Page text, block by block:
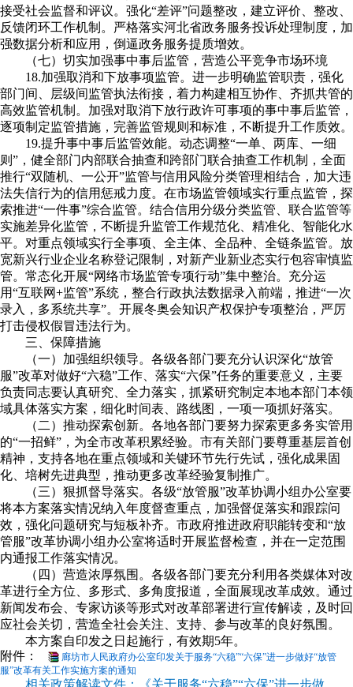
接受社会监督和评议。强化“差评”问题整改，建立评价、整改、
反馈闭环工作机制。严格落实河北省政务服务投诉处理制度，加
强数据分析和应用，倒逼政务服务提质增效。
（七）切实加强事中事后监管，营造公平竞争市场环境
18.加强取消和下放事项监管。进一步明确监管职责，强化
部门间、层级间监管执法衔接，着力构建相互协作、齐抓共管的
高效监管机制。加强对取消下放行政许可事项的事中事后监管，
逐项制定监管措施，完善监管规则和标准，不断提升工作质效。
19.提升事中事后监管效能。动态调整“一单、两库、一细
则”，健全部门内部联合抽查和跨部门联合抽查工作机制，全面
推行“双随机、一公开”监管与信用风险分类管理相结合，加大违
法失信行为的信用惩戒力度。在市场监管领域实行重点监管，探
索推进“一件事”综合监管。结合信用分级分类监管、联合监管等
实施差异化监管，不断提升监管工作规范化、精准化、智能化水
平。对重点领域实行全事项、全主体、全品种、全链条监管。放
宽新兴行业企业名称登记限制，对新产业新业态实行包容审慎监
管。常态化开展“网络市场监管专项行动”集中整治。充分运
用“互联网+监管”系统，整合行政执法数据录入前端，推进“一次
录入，多系统共享”。开展冬奥会知识产权保护专项整治，严厉
打击侵权假冒违法行为。
三、保障措施
（一）加强组织领导。各级各部门要充分认识深化“放管
服”改革对做好“六稳”工作、落实“六保”任务的重要意义，主要
负责同志要认真研究、全力落实，抓紧研究制定本地本部门本领
域具体落实方案，细化时间表、路线图，一项一项抓好落实。
（二）推动探索创新。各地各部门要努力探索更多务实管用
的“一招鲜”，为全市改革积累经验。市有关部门要尊重基层首创
精神，支持各地在重点领域和关键环节先行先试，强化成果固
化、培树先进典型，推动更多改革经验复制推广。
（三）狠抓督导落实。各级“放管服”改革协调小组办公室要
将本方案落实情况纳入年度督查重点，加强督促落实和跟踪问
效，强化问题研究与短板补齐。市政府推进政府职能转变和“放
管服”改革协调小组办公室将适时开展监督检查，并在一定范围
内通报工作落实情况。
（四）营造浓厚氛围。各级各部门要充分利用各类媒体对改
革进行全方位、多形式、多角度报道，全面展现改革成效。通过
新闻发布会、专家访谈等形式对改革部署进行宣传解读，及时回
应社会关切，营造全社会关注、支持、参与改革的良好氛围。
本方案自印发之日起施行，有效期5年。
附件：
廊坊市人民政府办公室印发关于服务“六稳”“六保”进一步做好“放管
服”改革有关工作实施方案的通知